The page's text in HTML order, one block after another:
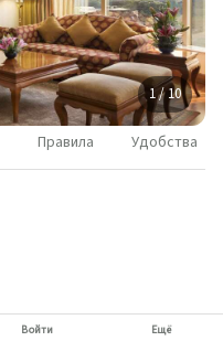
1 / 10
Правила Удобства
Войти Ещё